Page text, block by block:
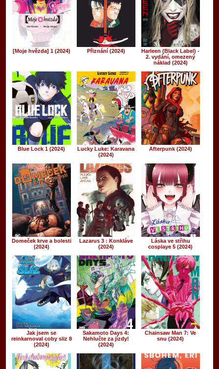
[Moje hvězda] 1 (2024) Přiznání (2024)
Harleen (Black Label) -
2. vydání, omezený
náklad (2024)
Blue Lock 1 (2024)
Lucky Luke: Karavana
(2024)
Afterpunk (2024)
Domeček krve a bolesti
(2024)
Lazarus 3 : Konkláve
(2024)
Láska ve střihu
cosplaye 5 (2024)
Jak jsem se
reinkarnoval coby sliz 8
(2024)
Sakamoto Days 4:
Nehlučte za jízdy!
(2024)
Chainsaw Man 7: Ve
snu (2024)